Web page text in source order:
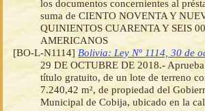
los documentos concernientes al
suma de CIENTO NOVENTA Y
QUINIENTOS CUARENTA Y SEIS
AMERICANOS
[BO-L-N1114] Bolivia: Ley Nº 1114, 30 de
29 DE OCTUBRE DE 2018.-
título gratuito, de un lote de terreno
7.240,42 m², de propiedad del
Municipal de Cobija, ubicado en la